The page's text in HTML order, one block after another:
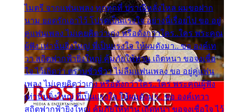
ไมตรี จากแฟนเพลง ทุกทุกที่ ปราณีหลั่งไหล ผมขอฝาก
นาม ยอดรักเอาไว้ โปรดเป็นแรงใจ อย่างนี้เรื่อยไป ขอ อยู่
คู่แฟนเพลง ไม่เคยคิดว่าเก่ง หรือดังกว่าใคร..ใคร พระคุณ
ผู้ฟัง เท่านั้นยิ่งใหญ่ ที่เป็นแรงใจ ให้ผมดังมา.. ขอ องค์เท
วา สถิตฟากฟ้ายิ่งใหญ่ คุ้มภัยให้ท่าน เถิดหนา ขอจงเชื่อ
ใจ ไว้เถิดว่า ตราบชั่วชีวา ไม่ลืมแฟนเพลง ขอ อยู่คู่แฟน
เพลง ไม่เคยคิดว่าเก่ง หรือดังกว่าใคร..ใคร พระคุณผู้ฟัง
เท่านั้นยิ่งใหญ่ ที่เป็นแรงใจ ให้ผมดังมา.. ขอ องค์เทวา
สถิตฟากฟ้ายิ่งใหญ่ คุ้มภัยให้ท่าน เถิดหนา ขอจงเชื่อใจ ไว้